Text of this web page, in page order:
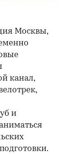
Москвы,
канал,
и